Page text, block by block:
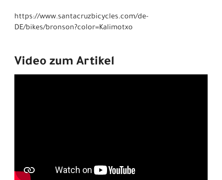
https://www.santacruzbicycles.com/de-
DE/bikes/bronson?color=Kalimotxo
Video zum Artikel